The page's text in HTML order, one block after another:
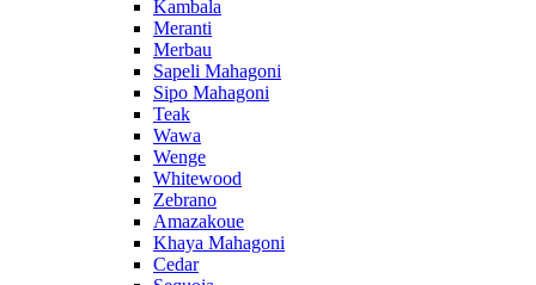
Kambala
Meranti
Merbau
Sapeli Mahagoni
Sipo Mahagoni
Teak
Wawa
Wenge
Whitewood
Zebrano
Amazakoue
Khaya Mahagoni
Cedar